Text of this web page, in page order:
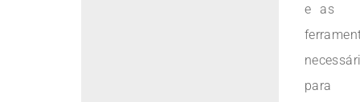
e as
para